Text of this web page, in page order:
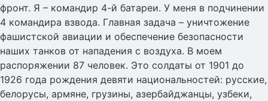
фронт. Я – командир 4-й батареи. У меня в подчинении
4 командира взвода. Главная задача – уничтожение
фашистской авиации и обеспечение безопасности
наших танков от нападения с воздуха. В моем
распоряжении 87 человек. Это солдаты от 1901 до
1926 года рождения девяти национальностей: русские,
белорусы, армяне, грузины, азербайджанцы, узбеки,